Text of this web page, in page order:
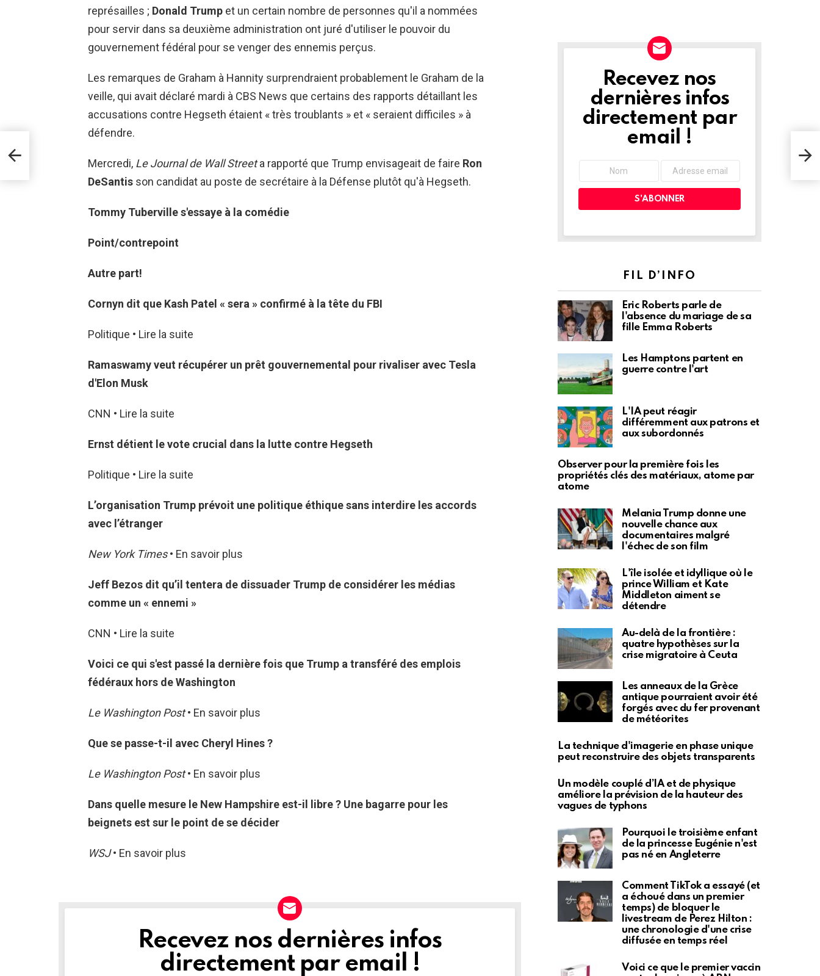
représailles ; Donald Trump et un certain nombre de personnes qu'il a nommées
pour servir dans sa deuxième administration ont juré d'utiliser le pouvoir du
gouvernement fédéral pour se venger des ennemis perçus.
Les remarques de Graham à Hannity surprendraient probablement le Graham de la
veille, qui avait déclaré mardi à CBS News que certains des rapports détaillant les
accusations contre Hegseth étaient « très troublants » et « seraient difficiles » à
défendre.
Mercredi, Le Journal de Wall Streeta rapporté que Trump envisageait de faire Ron
DeSantis son candidat au poste de secrétaire à la Défense plutôt qu'à Hegseth.
Tommy Tuberville s'essaye à la comédie
Point/contrepoint
Autre part!
Cornyn dit que Kash Patel « sera » confirmé à la tête du FBI
Politique • Lire la suite
Ramaswamy veut récupérer un prêt gouvernemental pour rivaliser avec Tesla
d'Elon Musk
CNN • Lire la suite
Ernst détient le vote crucial dans la lutte contre Hegseth
Politique • Lire la suite
L’organisation Trump prévoit une politique éthique sans interdire les accords
avec l’étranger
New York Times• En savoir plus
Jeff Bezos dit qu’il tentera de dissuader Trump de considérer les médias
comme un « ennemi »
CNN • Lire la suite
Voici ce qui s'est passé la dernière fois que Trump a transféré des emplois
fédéraux hors de Washington
Le Washington Post• En savoir plus
Que se passe-t-il avec Cheryl Hines ?
Le Washington Post• En savoir plus
Dans quelle mesure le New Hampshire est-il libre ? Une bagarre pour les
beignets est sur le point de se décider
WSJ• En savoir plus
NEWSLETTERRecevez nos dernières infos
directement par email !
de
NEWSLETTER
Recevez nos
dernières infos
directement par
email !
FIL D’INFO
Eric Roberts parle de
l'absence du mariage de sa
fille Emma Roberts
Les Hamptons partent en
guerre contre l'art
L'IA peut réagir
différemment aux patrons et
aux subordonnés
Observer pour la première fois les
propriétés clés des matériaux, atome par
atome
Melania Trump donne une
nouvelle chance aux
documentaires malgré
l'échec de son film
L'île isolée et idyllique où le
prince William et Kate
Middleton aiment se
détendre
Au-delà de la frontière :
quatre hypothèses sur la
crise migratoire à Ceuta
Les anneaux de la Grèce
antique pourraient avoir été
forgés avec du fer provenant
de météorites
La technique d'imagerie en phase unique
peut reconstruire des objets transparents
Un modèle couplé d’IA et de physique
améliore la prévision de la hauteur des
vagues de typhons
Pourquoi le troisième enfant
de la princesse Eugénie n'est
pas né en Angleterre
Comment TikTok a essayé (et
a échoué dans un premier
temps) de bloquer le
livestream de Perez Hilton :
une chronologie d'une crise
diffusée en temps réel
Voici ce que le premier vaccin